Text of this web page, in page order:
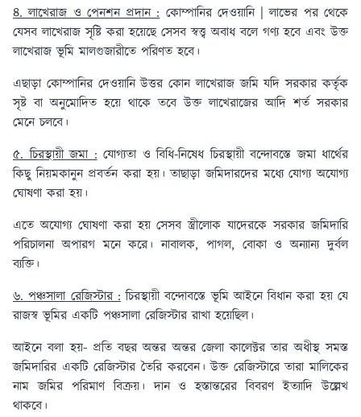
৪. লাখেরাজ ও পেনশন প্রদান :কোম্পানির দেওয়ানি | লাভের পর থেকে
যেসব লাখেরাজ সৃষ্টি করা হয়েছে সেসব স্বত্ত্ব অবাধ বলে গণ্য হবে এবং উক্ত
লাখেরাজ ভূমি মালগুজারীতে পরিণত হবে।
এছাড়া কোম্পানির দেওয়ানি উত্তর কোন লাখেরাজ জমি যদি সরকার কর্তৃক
সৃষ্ট বা অনুমোদিত হয়ে থাকে তবে উক্ত লাখেরাজের আদি শর্ত সরকার
মেনে চলবে।
৫. চিরস্থায়ী জমা :যোগ্যতা ও বিধি-নিষেধ চিরস্থায়ী বন্দোবস্তে জমা ধার্থের
কিছু নিয়মকানুন প্রবর্তন করা হয়। তাছাড়া জমিদারদের মধ্যে যোগ্য অযোগ্য
ঘোষণা করা হয়।
এতে অযোগ্য ঘোষণা করা হয় সেসব স্ত্রীলোক যাদেরকে সরকার জমিদারি
পরিচালনা অপারগ মনে করে। নাবালক, পাগল, বোকা ও অন্যান্য দুর্বল
ব্যক্তি।
৬. পঞ্চসালা রেজিস্টার :চিরস্থায়ী বন্দোবস্তে ভূমি আইনে বিধান করা হয় যে
রাজস্ব ভূমির একটি পঞ্চসালা রেজিস্টার রাখা হয়েছিল।
আইনে বলা হয়- প্রতি বছর অন্তর অন্তর জেলা কালেক্টর তার অধীস্থ সমস্ত
জমিদারির একটি রেজিস্টার তৈরি করবেন। উক্ত রেজিস্টারে তারা মালিকের
নাম জমির পরিমাণ বিক্রয়। দান ও হস্তান্তরের বিবরণ ইত্যাদি উল্লেখ
থাকবে।